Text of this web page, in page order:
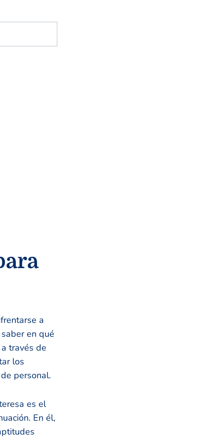
a
en qué
través de
los
personal.
es el
En él,